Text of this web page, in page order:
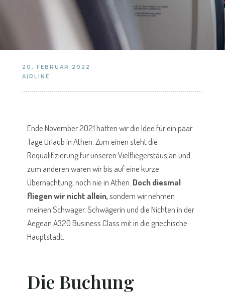
20. FEBRUAR 2022
AIRLINE
Ende November 2021 hatten wir die Idee für ein paar
Tage Urlaub in Athen. Zum einen steht die
Requalifizierung für unseren Vielfliegerstaus an und
zum anderen waren wir bis auf eine kurze
Übernachtung, noch nie in Athen. Doch diesmal
fliegen wir nicht allein,sondern wir nehmen
meinen Schwager, Schwägerin und die Nichten in der
Aegean A320 Business Class mit in die griechische
Hauptstadt.
Die Buchung